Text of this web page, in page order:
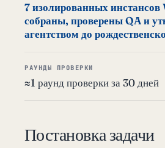
7 изолированных
собраны, проверены QA и
агентством до
РАУНДЫ ПРОВЕРКИ
≈1 раунд проверки за 30 дней
Постановка задачи